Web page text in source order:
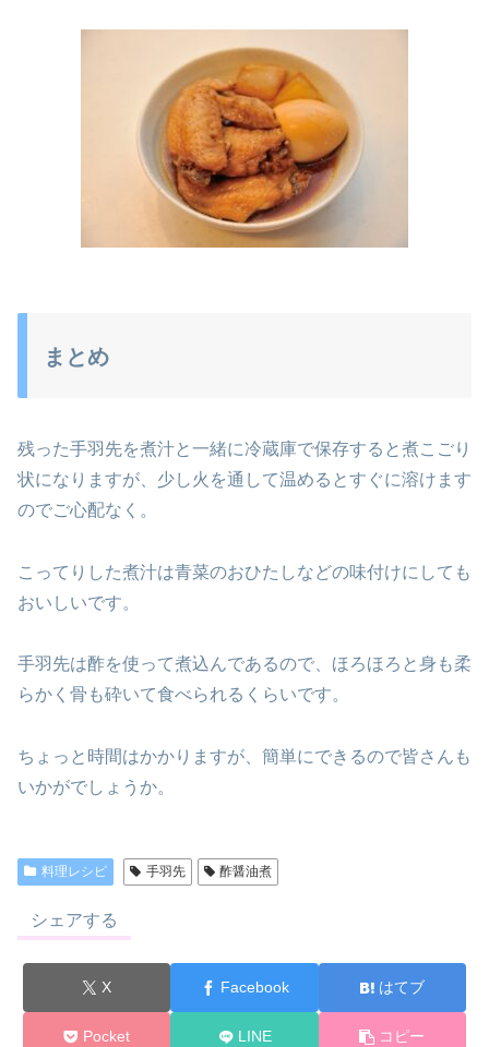
まとめ
残った手羽先を煮汁と一緒に冷蔵庫で保存すると煮こごり
状になりますが、少し火を通して温めるとすぐに溶けます
のでご心配なく。
こってりした煮汁は青菜のおひたしなどの味付けにしても
おいしいです。
手羽先は酢を使って煮込んであるので、ほろほろと身も柔
らかく骨も砕いて食べられるくらいです。
ちょっと時間はかかりますが、簡単にできるので皆さんも
いかがでしょうか。
料理レシピ 手羽先 酢醤油煮
シェアする
X Facebook はてブ
Pocket LINE コピー